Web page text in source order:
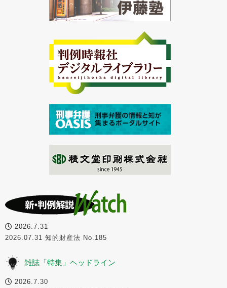
2026.7.31
2026.07.31 知的財産法 No.185
雑誌「特集」ヘッドライン
2026.7.30